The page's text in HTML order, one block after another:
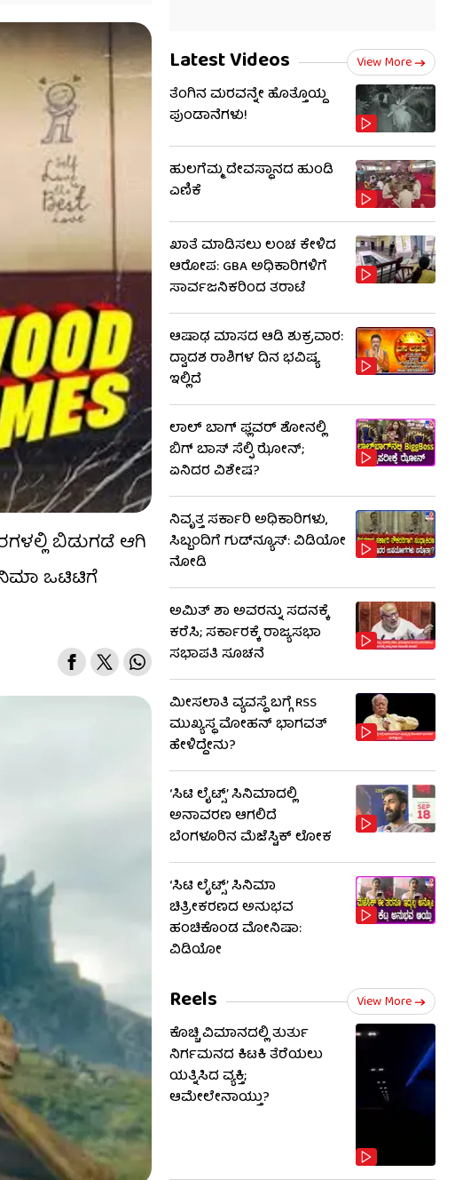
ಬಿಡುಗಡೆ ಆಗಿ
ಒಟಿಟಿಗೆ
Latest Videos View More
ತೆಂಗಿನ ಮರವನ್ನೇ ಹೊತ್ತೊಯ್ದ
ಪುಂಡಾನೆಗಳು!
ಹುಲಗೆಮ್ಮ ದೇವಸ್ಥಾನದ ಹುಂಡಿ
ಎಣಿಕೆ
ಖಾತೆ ಮಾಡಿಸಲು ಲಂಚ ಕೇಳಿದ
ಆರೋಪ: GBA ಅಧಿಕಾರಿಗಳಿಗೆ
ಸಾರ್ವಜನಿಕರಿಂದ ತರಾಟೆ
ಆಷಾಢ ಮಾಸದ ಆಡಿ ಶುಕ್ರವಾರ:
ದ್ವಾದಶ ರಾಶಿಗಳ ದಿನ ಭವಿಷ್ಯ
ಇಲ್ಲಿದೆ
ಲಾಲ್ ಬಾಗ್ ಫ್ಲವರ್ ಶೋನಲ್ಲಿ
ಬಿಗ್ ಬಾಸ್ ಸೆಲ್ಫಿ ಝೋನ್;
ಏನಿದರ ವಿಶೇಷ?
ನಿವೃತ್ತ ಸರ್ಕಾರಿ ಅಧಿಕಾರಿಗಳು,
ಸಿಬ್ಬಂದಿಗೆ ಗುಡ್​ನ್ಯೂಸ್: ವಿಡಿಯೋ
ನೋಡಿ
ಅಮಿತ್ ಶಾ ಅವರನ್ನು ಸದನಕ್ಕೆ
ಕರೆಸಿ; ಸರ್ಕಾರಕ್ಕೆ ರಾಜ್ಯಸಭಾ
ಸಭಾಪತಿ ಸೂಚನೆ
ಮೀಸಲಾತಿ ವ್ಯವಸ್ಥೆ ಬಗ್ಗೆ RSS​
ಮುಖ್ಯಸ್ಥ ಮೋಹನ್ ಭಾಗವತ್
ಹೇಳಿದ್ದೇನು?
‘ಸಿಟಿ ಲೈಟ್ಸ್’ ಸಿನಿಮಾದಲ್ಲಿ
ಅನಾವರಣ ಆಗಲಿದೆ
ಬೆಂಗಳೂರಿನ ಮೆಜೆಸ್ಟಿಕ್ ಲೋಕ
‘ಸಿಟಿ ಲೈಟ್ಸ್’ ಸಿನಿಮಾ
ಚಿತ್ರೀಕರಣದ ಅನುಭವ
ಹಂಚಿಕೊಂಡ ಮೋನಿಷಾ:
ವಿಡಿಯೋ
Reels View More
ಕೊಚ್ಚಿ ವಿಮಾನದಲ್ಲಿ ತುರ್ತು
ನಿರ್ಗಮನದ ಕಿಟಕಿ ತೆರೆಯಲು
ಯತ್ನಿಸಿದ ವ್ಯಕ್ತಿ;
ಆಮೇಲೇನಾಯ್ತು?